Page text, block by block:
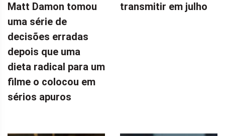
Matt Damon tomou
uma série de
decisões erradas
depois que uma
dieta radical para um
filme o colocou em
sérios apuros
transmitir em julho